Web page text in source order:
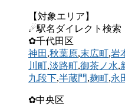
【対象エリア】
☄駅名ダイレクト検索
✿千代田区
神田 ,秋葉原,末広町,岩
川町,淡路町,御茶ノ水,
九段下,半蔵門,麹町,永
✿中央区